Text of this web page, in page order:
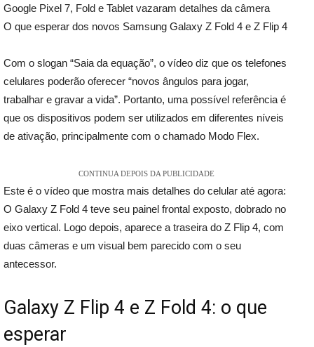
Google Pixel 7, Fold e Tablet vazaram detalhes da câmera
O que esperar dos novos Samsung Galaxy Z Fold 4 e Z Flip 4
Com o slogan “Saia da equação”, o vídeo diz que os telefones
celulares poderão oferecer “novos ângulos para jogar,
trabalhar e gravar a vida”. Portanto, uma possível referência é
que os dispositivos podem ser utilizados em diferentes níveis
de ativação, principalmente com o chamado Modo Flex.
CONTINUA DEPOIS DA PUBLICIDADE
Este é o vídeo que mostra mais detalhes do celular até agora:
O Galaxy Z Fold 4 teve seu painel frontal exposto, dobrado no
eixo vertical. Logo depois, aparece a traseira do Z Flip 4, com
duas câmeras e um visual bem parecido com o seu
antecessor.
Galaxy Z Flip 4 e Z Fold 4: o que
esperar